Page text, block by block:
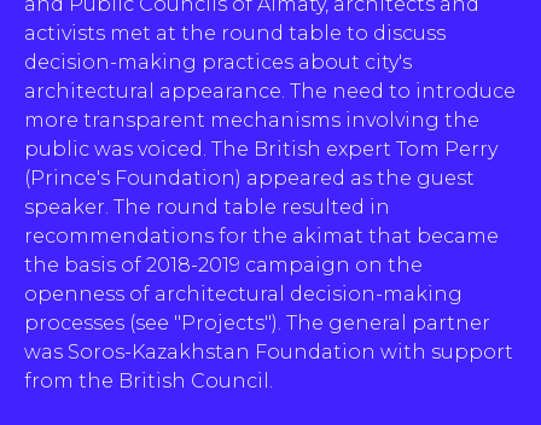
and Public Councils of Almaty, architects and
activists met at the round table to discuss
decision-making practices about city's
architectural appearance. The need to introduce
more transparent mechanisms involving the
public was voiced. The British expert Tom Perry
(Prince's Foundation) appeared as the guest
speaker. The round table resulted in
recommendations for the akimat that became
the basis of 2018-2019 campaign on the
openness of architectural decision-making
processes (see "Projects"). The general partner
was Soros-Kazakhstan Foundation with support
from the British Council.